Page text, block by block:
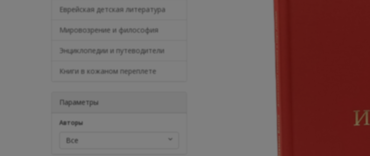
Еврейская детская литература
Мировозрение и философия
Энциклопедии и путеводители
Книги в кожаном переплете
Параметры
Авторы
Все